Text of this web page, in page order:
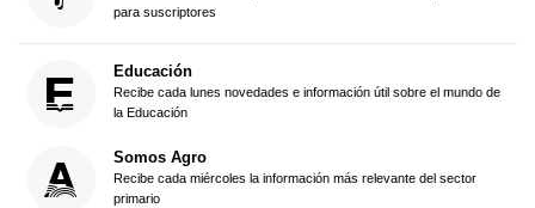
para suscriptores
Educación
Recibe cada lunes novedades e información útil sobre el mundo de
la Educación
Somos Agro
Recibe cada miércoles la información más relevante del sector
primario